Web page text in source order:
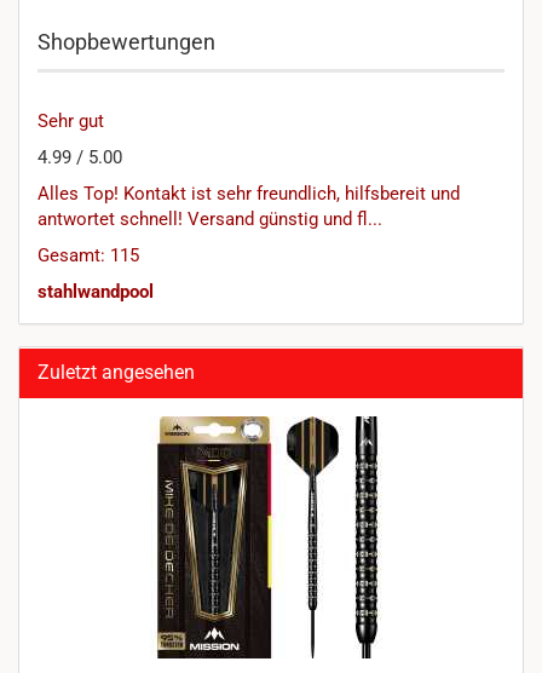
Shopbewertungen
Sehr gut
4.99 / 5.00
Alles Top! Kontakt ist sehr freundlich, hilfsbereit und
antwortet schnell! Versand günstig und fl...
Gesamt: 115
stahlwandpool
Zuletzt angesehen